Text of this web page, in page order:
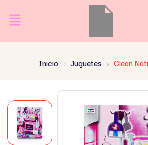
Inicio Juguetes Clean